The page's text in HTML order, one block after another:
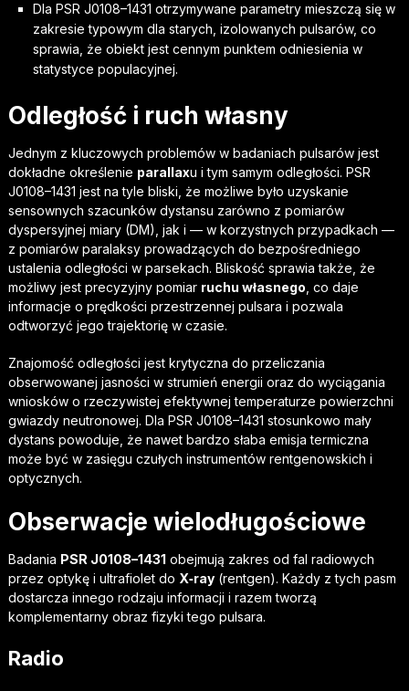
Dla PSR J0108–1431 otrzymywane parametry mieszczą się w
zakresie typowym dla starych, izolowanych pulsarów, co
sprawia, że obiekt jest cennym punktem odniesienia w
statystyce populacyjnej.
Odległość i ruch własny
Jednym z kluczowych problemów w badaniach pulsarów jest
dokładne określenie parallaxu i tym samym odległości. PSR
J0108–1431 jest na tyle bliski, że możliwe było uzyskanie
sensownych szacunków dystansu zarówno z pomiarów
dyspersyjnej miary (DM), jak i — w korzystnych przypadkach —
z pomiarów paralaksy prowadzących do bezpośredniego
ustalenia odległości w parsekach. Bliskość sprawia także, że
możliwy jest precyzyjny pomiar ruchu własnego , co daje
informacje o prędkości przestrzennej pulsara i pozwala
odtworzyć jego trajektorię w czasie.
Znajomość odległości jest krytyczna do przeliczania
obserwowanej jasności w strumień energii oraz do wyciągania
wniosków o rzeczywistej efektywnej temperaturze powierzchni
gwiazdy neutronowej. Dla PSR J0108–1431 stosunkowo mały
dystans powoduje, że nawet bardzo słaba emisja termiczna
może być w zasięgu czułych instrumentów rentgenowskich i
optycznych.
Obserwacje wielodługościowe
Badania PSR J0108–1431 obejmują zakres od fal radiowych
przez optykę i ultrafiolet do X‑ray(rentgen). Każdy z tych pasm
dostarcza innego rodzaju informacji i razem tworzą
komplementarny obraz fizyki tego pulsara.
Radio